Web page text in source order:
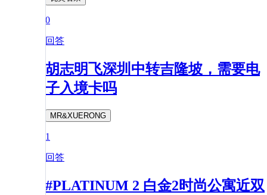
0
回答
胡志明飞深圳中转吉隆坡，需要电
子入境卡吗
MR&XUERONG
1
回答
#PLATINUM 2 白金2时尚公寓近双